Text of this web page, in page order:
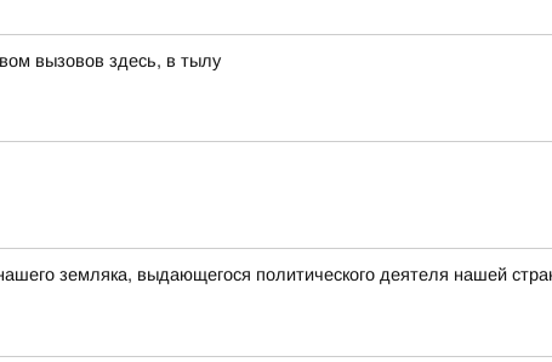
вызовов здесь, в тылу
земляка, выдающегося политического деятеля нашей